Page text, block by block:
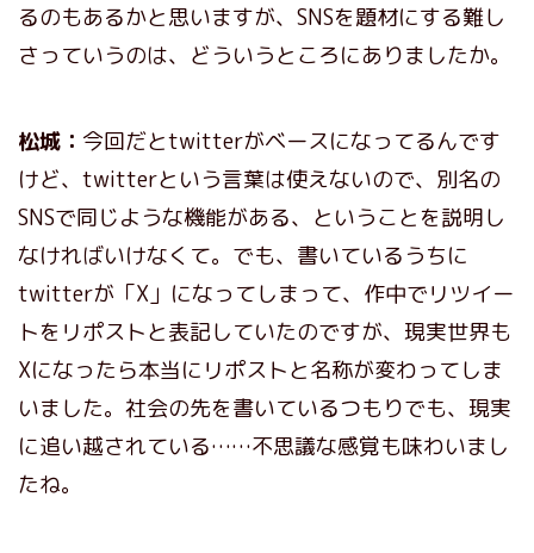
るのもあるかと思いますが、SNSを題材にする難し
さっていうのは、どういうところにありましたか。
松城： 今回だとtwitterがベースになってるんです
けど、twitterという言葉は使えないので、別名の
SNSで同じような機能がある、ということを説明し
なければいけなくて。でも、書いているうちに
twitterが「X」になってしまって、作中でリツイー
トをリポストと表記していたのですが、現実世界も
Xになったら本当にリポストと名称が変わってしま
いました。社会の先を書いているつもりでも、現実
に追い越されている……不思議な感覚も味わいまし
たね。